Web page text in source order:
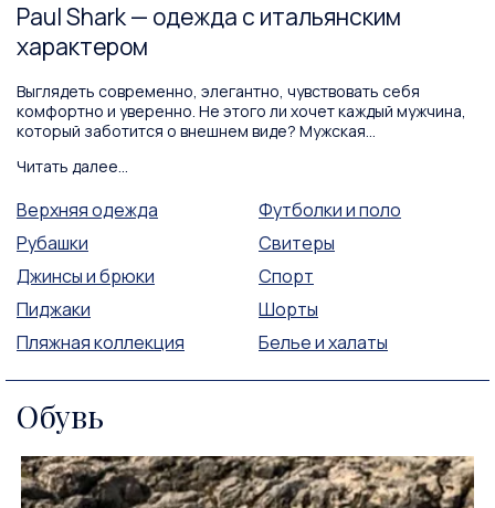
Paul Shark — одежда с итальянским
характером
Выглядеть современно, элегантно, чувствовать себя
комфортно и уверенно. Не этого ли хочет каждый мужчина,
который заботится о внешнем виде? Мужская...
Читать далее...
Верхняя одежда
Футболки и поло
Рубашки
Свитеры
Джинсы и брюки
Спорт
Пиджаки
Шорты
Пляжная коллекция
Белье и халаты
Обувь